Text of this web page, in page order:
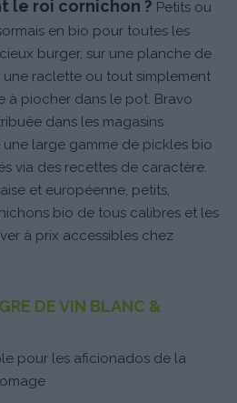
le roi cornichon ? Petits ou
en bio pour toutes les
burger, sur une planche de
raclette ou tout simplement
à piocher dans le pot. Bravo
dans les magasins
large gamme de pickles bio
via des recettes de caractère.
et européenne, petits,
bio de tous calibres et les
à prix accessibles chez
DE VIN BLANC &
pour les aficionados de la